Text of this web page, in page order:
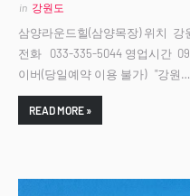
in 강원도
삼양라운드힐(삼양목장) 위치 강
전화 033-335-5044 영업시간
이버(당일예약 이용 불가) "강원…
READ MORE »